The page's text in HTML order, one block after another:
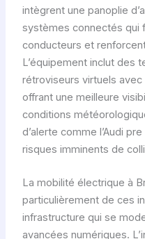
intègrent une panoplie
systèmes connectés qui
conducteurs et
L’équipement inclut des
rétroviseurs virtuels
offrant une meilleure
conditions
d’alerte comme l’Audi
risques imminents de
La mobilité électrique à
particulièrement de ces
infrastructure qui se
avancées numériques.